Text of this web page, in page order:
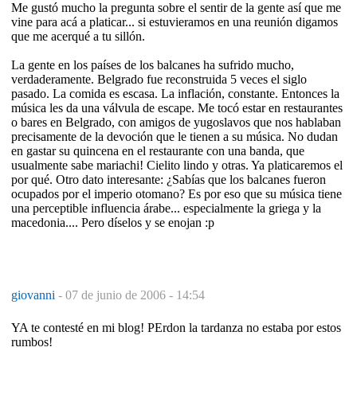
Me gustó mucho la pregunta sobre el sentir de la gente así que me
vine para acá a platicar... si estuvieramos en una reunión digamos
que me acerqué a tu sillón.
La gente en los países de los balcanes ha sufrido mucho,
verdaderamente. Belgrado fue reconstruida 5 veces el siglo
pasado. La comida es escasa. La inflación, constante. Entonces la
música les da una válvula de escape. Me tocó estar en restaurantes
o bares en Belgrado, con amigos de yugoslavos que nos hablaban
precisamente de la devoción que le tienen a su música. No dudan
en gastar su quincena en el restaurante con una banda, que
usualmente sabe mariachi! Cielito lindo y otras. Ya platicaremos el
por qué. Otro dato interesante: ¿Sabías que los balcanes fueron
ocupados por el imperio otomano? Es por eso que su música tiene
una perceptible influencia árabe... especialmente la griega y la
macedonia.... Pero díselos y se enojan :p
giovanni - 07 de junio de 2006 - 14:54
YA te contesté en mi blog! PErdon la tardanza no estaba por estos
rumbos!